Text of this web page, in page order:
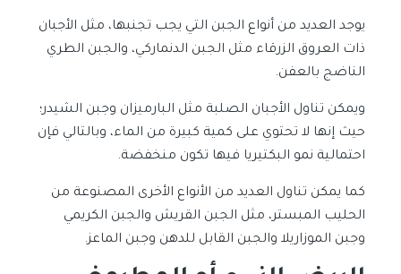
يوجد العديد من أنواع الجبن التي يجب تجنبها، مثل الأجبان
ذات العروق الزرقاء مثل الجبن الدنماركي، والجبن الطري
الناضج بالعفن.
ويمكن تناول الأجبان الصلبة مثل البارميزان وجبن الشيدر؛
حيث إنها لا تحتوي على كمية كبيرة من الماء، وبالتالي فإن
احتمالية نمو البكتيريا فيها تكون منخفضة.
كما يمكن تناول العديد من الأنواع الأخرى المصنوعة من
الحليب المبستر، مثل الجبن القريش والجبن الكريمي
وجبن الموزاريلا والجبن القابل للدهن وجبن الماعز.